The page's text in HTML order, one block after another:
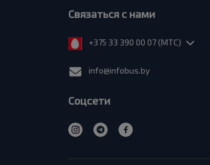
Связаться с нами
+375 33 390 00 07 (МТС)
info@infobus.by
Соцсети